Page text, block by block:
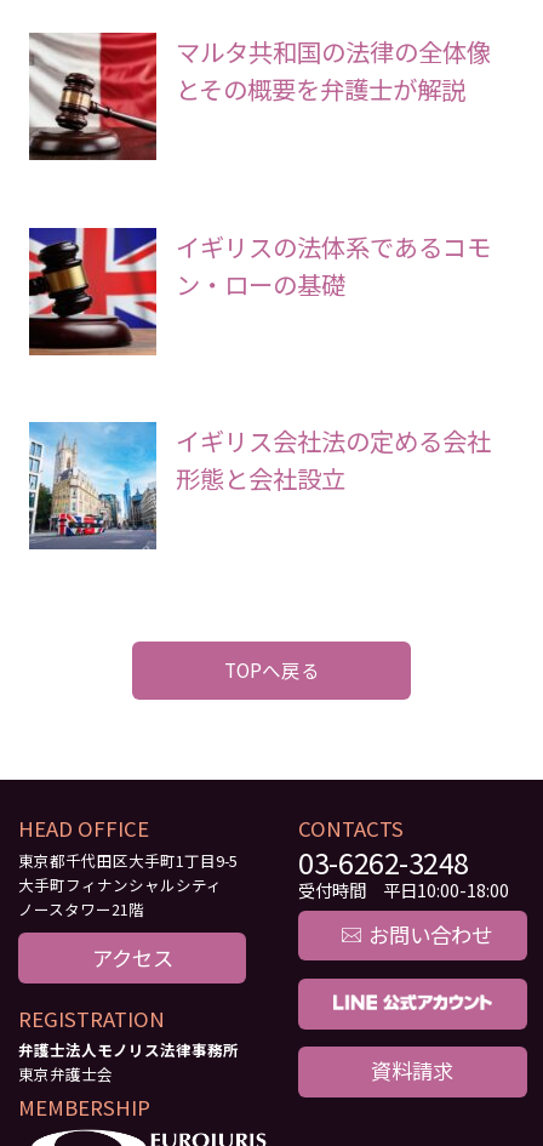
マルタ共和国の法律の全体像
とその概要を弁護士が解説
イギリスの法体系であるコモ
ン・ローの基礎
イギリス会社法の定める会社
形態と会社設立
TOPへ戻る
HEAD OFFICE
東京都千代田区大手町1丁目9-5
大手町フィナンシャルシティ
ノースタワー21階
アクセス
REGISTRATION
弁護士法人モノリス法律事務所
東京弁護士会
MEMBERSHIP
CONTACTS
03-6262-3248
受付時間 平日10:00-18:00
お問い合わせ
資料請求